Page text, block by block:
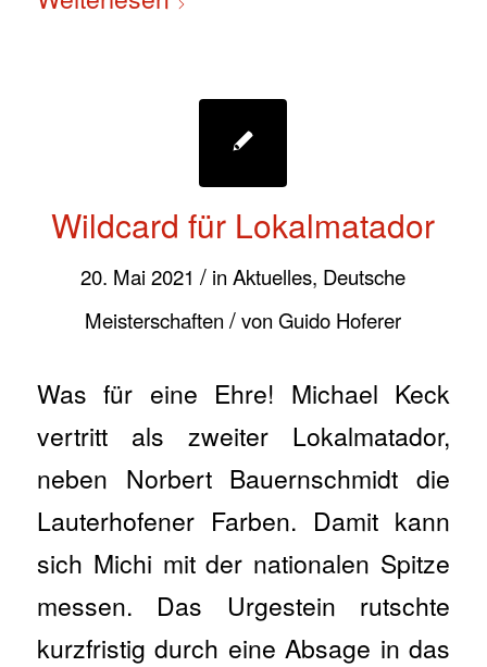
Wildcard für Lokalmatador
20. Mai 2021 / inAktuelles, Deutsche
Meisterschaften / vonGuido Hoferer
Was für eine Ehre! Michael Keck
vertritt als zweiter Lokalmatador,
neben Norbert Bauernschmidt die
Lauterhofener Farben. Damit kann
sich Michi mit der nationalen Spitze
messen. Das Urgestein rutschte
kurzfristig durch eine Absage in das